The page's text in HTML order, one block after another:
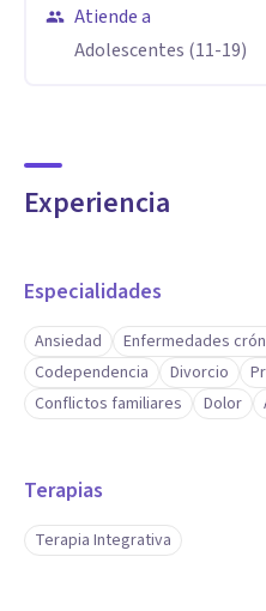
Atiende a
Adolescentes (11-19)
Experiencia
Especialidades
Ansiedad Enfermedades
Codependencia
Divorcio
Conflictos familiares
Dolor
Terapias
Terapia Integrativa